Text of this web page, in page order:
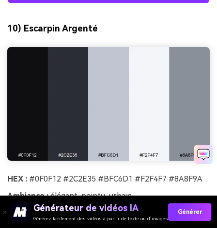
10) Escarpin Argenté
HEX : #0F0F12 #2C2E35 #BFC6D1 #F2F4F7 #8A8F9A
Ambiance :élégant, pointu, urbain
Idéal pour :interface e-commerce mode
Générateur de vidéos IA
Générez facilement des vidéos à partir de texte ou d’images
Générer